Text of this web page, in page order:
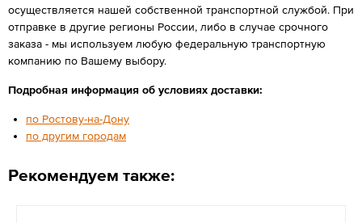
осуществляется нашей собственной транспортной службой. При
отправке в другие регионы России, либо в случае срочного
заказа - мы используем любую федеральную транспортную
компанию по Вашему выбору.
Подробная информация об условиях доставки:
по Ростову-на-Дону
по другим городам
Рекомендуем также: